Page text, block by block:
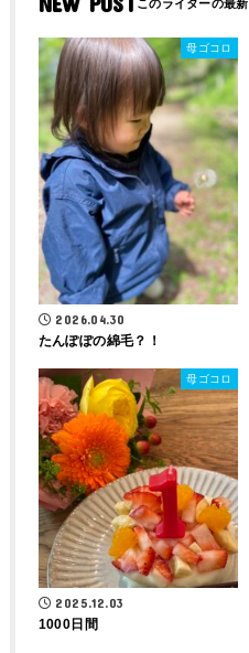
母ゴコロ
2026.04.30
たんぽぽの綿毛？！
母ゴコロ
2025.12.03
1000日間